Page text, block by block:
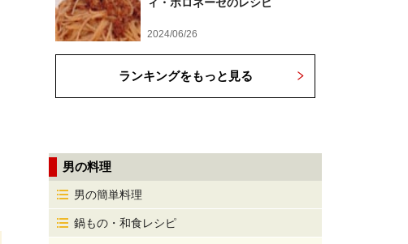
2024/06/26
ランキングをもっと見る
男の料理
男の簡単料理
鍋もの・和食レシピ